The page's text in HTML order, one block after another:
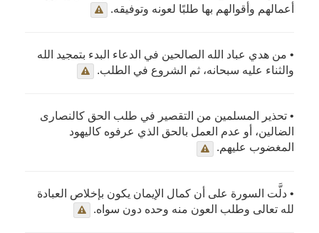
أعمالهم وأقوالهم بها طلبًا لعونه وتوفيقه.
• من هدي عباد الله الصالحين في الدعاء البدء بتمجيد الله
والثناء عليه سبحانه، ثم الشروع في الطلب.
• تحذير المسلمين من التقصير في طلب الحق كالنصارى
الضالين، أو عدم العمل بالحق الذي عرفوه كاليهود
المغضوب عليهم.
• دلَّت السورة على أن كمال الإيمان يكون بإخلاص العبادة
لله تعالى وطلب العون منه وحده دون سواه.